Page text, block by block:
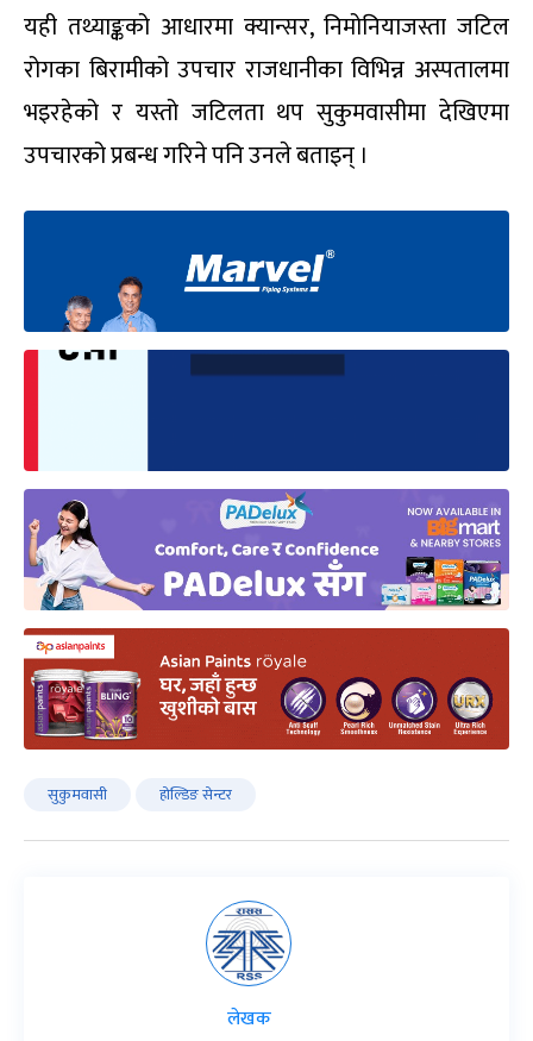
यही तथ्याङ्कको आधारमा क्यान्सर, निमोनियाजस्ता जटिल
रोगका बिरामीको उपचार राजधानीका विभिन्न अस्पतालमा
भइरहेको र यस्तो जटिलता थप सुकुमवासीमा देखिएमा
उपचारको प्रबन्ध गरिने पनि उनले बताइन् ।
सुकुमवासी होल्डिङ सेन्टर
लेखक